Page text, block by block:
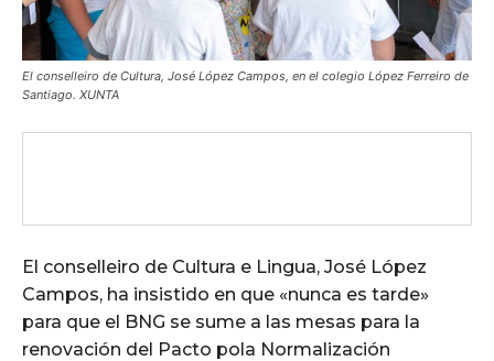
El conselleiro de Cultura, José López Campos, en el colegio López Ferreiro de
Santiago. XUNTA
El conselleiro de Cultura e Lingua, José López
Campos, ha insistido en que «nunca es tarde»
para que el BNG se sume a las mesas para la
renovación del Pacto pola Normalización